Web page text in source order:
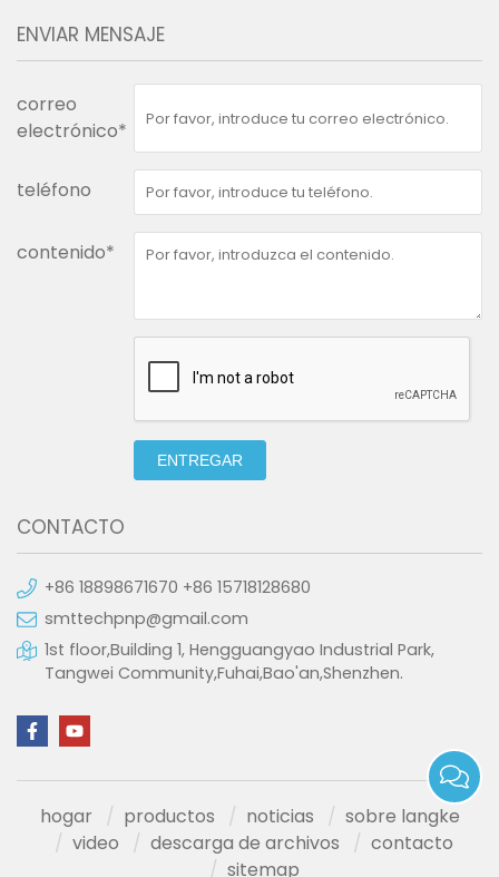
ENVIAR MENSAJE
correo
electrónico*
teléfono
contenido*
ENTREGAR
CONTACTO
+86 18898671670 +86 15718128680
smttechpnp@gmail.com
1st floor,Building 1, Hengguangyao Industrial Park,
Tangwei Community,Fuhai,Bao'an,Shenzhen.
hogar productos noticias
sobre langke
video
descarga de archivos
contacto
sitemap